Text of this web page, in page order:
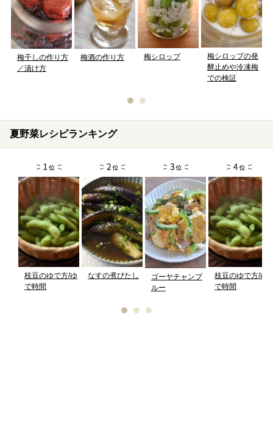
梅干しの作り方
／漬け方
梅酒の作り方 梅シロップ
梅シロップの発
酵止めや冷凍梅
での検証
夏野菜レシピランキング
枝豆のゆで方/ゆ
で時間
なすの煮びたし
ゴーヤチャンプ
ルー
枝豆のゆで方/ゆ
で時間